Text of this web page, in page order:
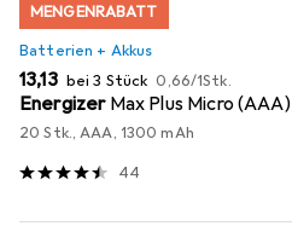
MENGENRABATT
Batterien + Akkus
EUR
13,13 bei 3 Stück EUR
0,66/1Stk.
Energizer Max Plus Micro (AAA)
20 Stk., AAA, 1300 mAh
44